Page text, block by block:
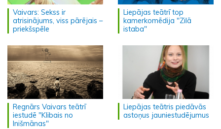
Vaivars: Sekss ir
atrisinājums, viss pārējais –
priekšspēle
Liepājas teātrī top
kamerkomēdija "Zilā
istaba"
Regnārs Vaivars teātrī
iestudē "Klibais no
Inišmānas"
Liepājas teātris piedāvās
astoņus jauniestudējumus